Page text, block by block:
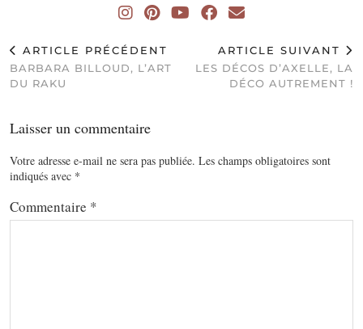
ARTICLE PRÉCÉDENT
BARBARA BILLOUD, L’ART
DU RAKU
ARTICLE SUIVANT
LES DÉCOS D’AXELLE, LA
DÉCO AUTREMENT !
Laisser un commentaire
Votre adresse e-mail ne sera pas publiée. Les champs obligatoires sont
indiqués avec *
Commentaire *